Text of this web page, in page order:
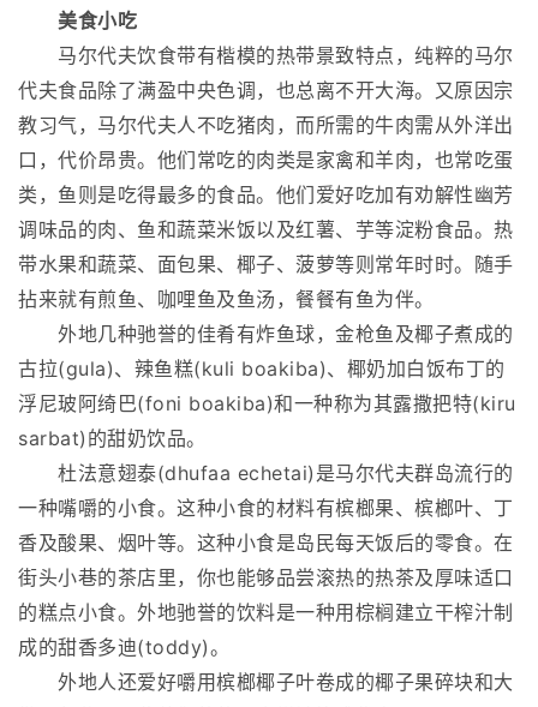
美食小吃
马尔代夫饮食带有楷模的热带景致特点，纯粹的马尔
代夫食品除了满盈中央色调，也总离不开大海。又原因宗
教习气，马尔代夫人不吃猪肉，而所需的牛肉需从外洋出
口，代价昂贵。他们常吃的肉类是家禽和羊肉，也常吃蛋
类，鱼则是吃得最多的食品。他们爱好吃加有劝解性幽芳
调味品的肉、鱼和蔬菜米饭以及红薯、芋等淀粉食品。热
带水果和蔬菜、面包果、椰子、菠萝等则常年时时。随手
拈来就有煎鱼、咖哩鱼及鱼汤，餐餐有鱼为伴。
外地几种驰誉的佳肴有炸鱼球，金枪鱼及椰子煮成的
古拉(gula)、辣鱼糕(kuli boakiba)、椰奶加白饭布丁的
浮尼玻阿绮巴(foni boakiba)和一种称为其露撒把特(kiru
sarbat)的甜奶饮品。
杜法意翅泰(dhufaa echetai)是马尔代夫群岛流行的
一种嘴嚼的小食。这种小食的材料有槟榔果、槟榔叶、丁
香及酸果、烟叶等。这种小食是岛民每天饭后的零食。在
街头小巷的茶店里，你也能够品尝滚热的热茶及厚味适口
的糕点小食。外地驰誉的饮料是一种用棕榈建立干榨汁制
成的甜香多迪(toddy)。
外地人还爱好嚼用槟榔椰子叶卷成的椰子果碎块和大